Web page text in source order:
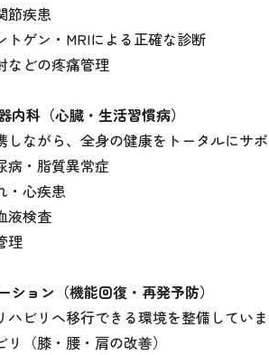
節疾患
トゲン・MRIによる正確な診断
などの疼痛管理
科（心臓・生活習慣病）
しながら、全身の健康をトータルにサポ
病・脂質異常症
・心疾患
液検査
理
ョン（機能回復・再発予防）
ハビリへ移行できる環境を整備していま
（膝・腰・肩の改善）